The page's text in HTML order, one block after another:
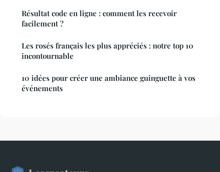
Résultat code en ligne : comment les recevoir
facilement ?
Les rosés français les plus appréciés : notre top 10
incontournable
10 idées pour créer une ambiance guinguette à vos
événements